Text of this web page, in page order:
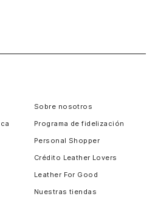
Sobre nosotros
Programa de fidelización
Personal Shopper
Crédito Leather Lovers
Leather For Good
Nuestras tiendas